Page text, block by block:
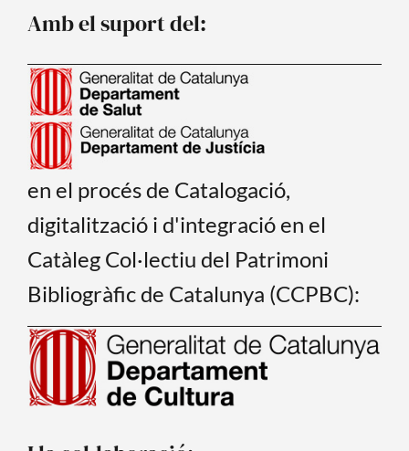
k
Amb el suport del:
en el procés de Catalogació,
digitalització i d'integració en el
Catàleg Col·lectiu del Patrimoni
Bibliogràfic de Catalunya (CCPBC):